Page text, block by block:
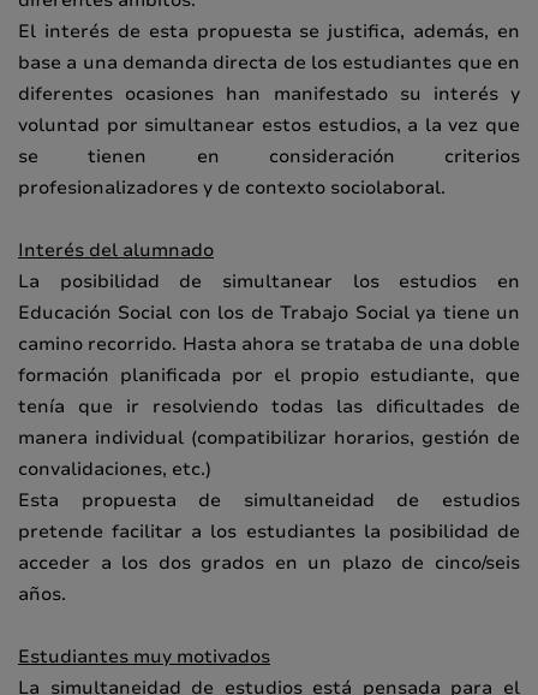
El interés de esta propuesta se justifica, además, en
base a una demanda directa de los estudiantes que en
diferentes ocasiones han manifestado su interés y
voluntad por simultanear estos estudios, a la vez que
se tienen en consideración criterios
profesionalizadores y de contexto sociolaboral.
Interés del alumnado
La posibilidad de simultanear los estudios en
Educación Social con los de Trabajo Social ya tiene un
camino recorrido. Hasta ahora se trataba de una doble
formación planificada por el propio estudiante, que
tenía que ir resolviendo todas las dificultades de
manera individual (compatibilizar horarios, gestión de
convalidaciones, etc.)
Esta propuesta de simultaneidad de estudios
pretende facilitar a los estudiantes la posibilidad de
acceder a los dos grados en un plazo de cinco/seis
años.
Estudiantes muy motivados
La simultaneidad de estudios está pensada para el